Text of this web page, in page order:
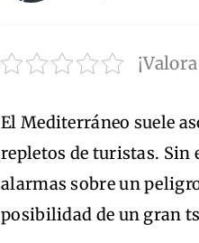
El Mediterráneo suele
repletos de turistas.
alarmas sobre un
posibilidad de un gran